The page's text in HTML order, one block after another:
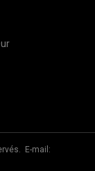
E-mail: